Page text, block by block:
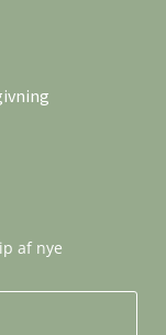
af nye